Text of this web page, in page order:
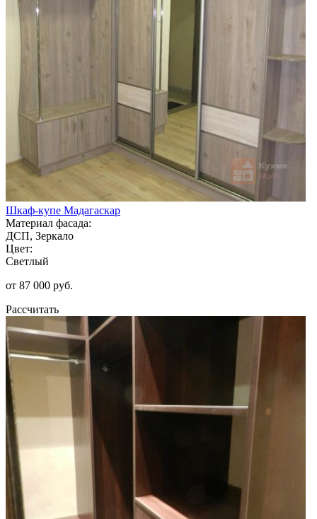
Шкаф-купе Мадагаскар
Материал фасада:
ДСП, Зеркало
Цвет:
Светлый
от 87 000 руб.
Рассчитать